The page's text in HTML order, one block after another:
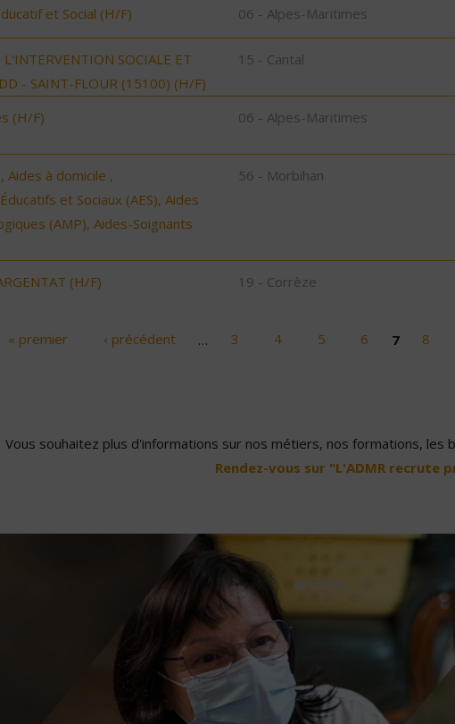
et Social (H/F) 06 - Alpes-Maritimes
SOCIALE ET
- SAINT-FLOUR (15100) (H/F)
15 - Cantal
(H/F) 06 - Alpes-Maritimes
Aides à domicile ,
et Sociaux (AES), Aides
(AMP), Aides-Soignants
56 - Morbihan
(H/F) 19 - Corrèze
« premier ‹ précédent … 3 4 5 6 7 8
Vous souhaitez plus d'informations sur nos métiers, nos formations, les
Rendez-vous sur "L'ADMR recrute